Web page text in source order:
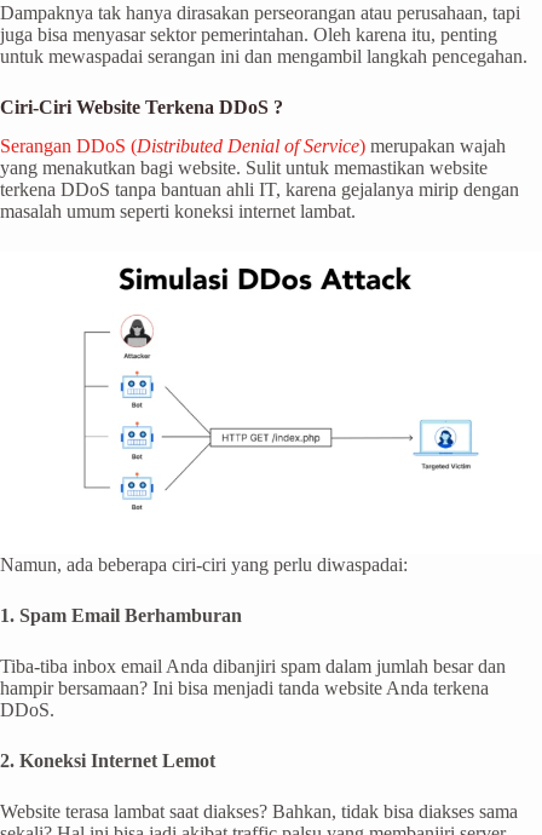
Dampaknya tak hanya dirasakan perseorangan atau perusahaan, tapi
juga bisa menyasar sektor pemerintahan. Oleh karena itu, penting
untuk mewaspadai serangan ini dan mengambil langkah pencegahan.
Ciri-Ciri Website Terkena DDoS ?
Serangan DDoS (Distributed Denial of Service) merupakan wajah
yang menakutkan bagi website. Sulit untuk memastikan website
terkena DDoS tanpa bantuan ahli IT, karena gejalanya mirip dengan
masalah umum seperti koneksi internet lambat.
Namun, ada beberapa ciri-ciri yang perlu diwaspadai:
1. Spam Email Berhamburan
Tiba-tiba inbox email Anda dibanjiri spam dalam jumlah besar dan
hampir bersamaan? Ini bisa menjadi tanda website Anda terkena
DDoS.
2. Koneksi Internet Lemot
Website terasa lambat saat diakses? Bahkan, tidak bisa diakses sama